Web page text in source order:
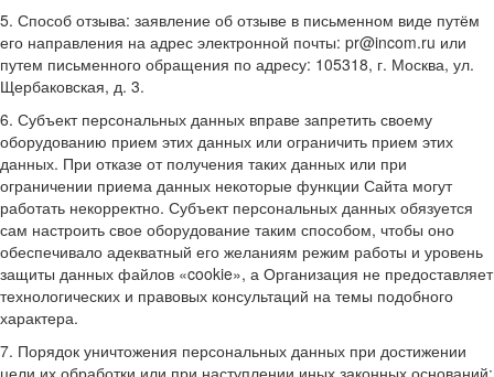
5. Способ отзыва: заявление об отзыве в письменном виде путём
его направления на адрес электронной почты: pr@incom.ru или
путем письменного обращения по адресу: 105318, г. Москва, ул.
Щербаковская, д. 3.
6. Субъект персональных данных вправе запретить своему
оборудованию прием этих данных или ограничить прием этих
данных. При отказе от получения таких данных или при
ограничении приема данных некоторые функции Сайта могут
работать некорректно. Субъект персональных данных обязуется
сам настроить свое оборудование таким способом, чтобы оно
обеспечивало адекватный его желаниям режим работы и уровень
защиты данных файлов «cookie», а Организация не предоставляет
технологических и правовых консультаций на темы подобного
характера.
7. Порядок уничтожения персональных данных при достижении